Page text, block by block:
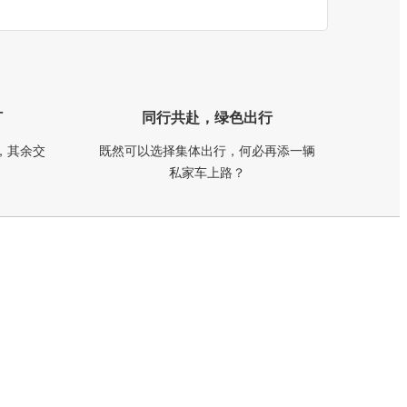
其余交
同行共赴，绿色出行
既然可以选择集体出行，何必再添一辆
私家车上路？